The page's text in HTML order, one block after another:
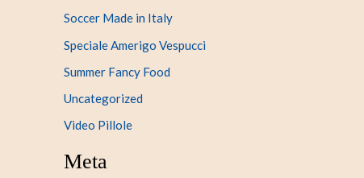
Soccer Made in Italy
Speciale Amerigo Vespucci
Summer Fancy Food
Uncategorized
Video Pillole
Meta